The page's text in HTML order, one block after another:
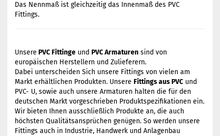
Das Nennmaß ist gleichzeitig das Innenmaß des PVC
Fittings.
Unsere PVC Fittinge und PVC Armaturen sind von
europäischen Herstellern und Zulieferern.
Dabei unterscheiden Sich unsere Fittings von vielen am
Markt erhältlichen Produkten. Unsere Fittings aus PVC und
PVC- U, sowie auch unsere Armaturen halten die für den
deutschen Markt vorgeschrieben Produktspezifikationen ein.
Wir bieten Ihnen ausschließlich Produkte an, die auch
höchsten Qualitätsansprüchen genügen. So werden unsere
Fittings auch in Industrie, Handwerk und Anlagenbau